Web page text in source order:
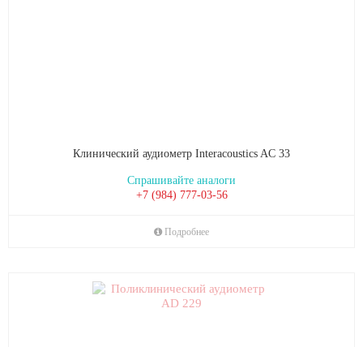
Клинический аудиометр Interacoustics AC 33
Спрашивайте аналоги
+7 (984) 777-03-56
Подробнее